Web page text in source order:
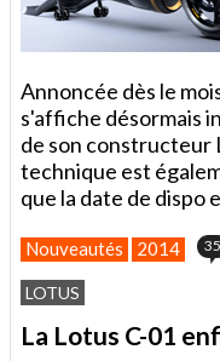
Annoncée dès le
s'affiche désormais
de son constructeur
technique est
que la date de dispo
Nouveautés 2014 35
LOTUS
La Lotus C-01